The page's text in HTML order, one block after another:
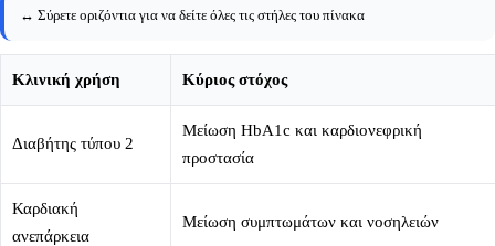
↔️ Σύρετε οριζόντια για να δείτε όλες τις στήλες του πίνακα
Κλινική χρήση Κύριος στόχος
Διαβήτης τύπου 2
Μείωση HbA1c και καρδιονεφρική
προστασία
Καρδιακή
ανεπάρκεια
Μείωση συμπτωμάτων και νοσηλειών